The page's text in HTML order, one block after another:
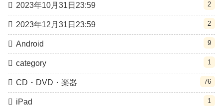
2023年10月31日23:59 2
2023年12月31日23:59 2
Android 9
category 1
CD・DVD・楽器 76
iPad 1